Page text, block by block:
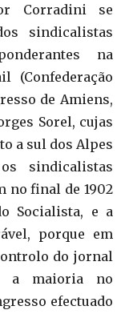
Corradini se
sindicalistas
na
(Confederação
de Amiens,
Sorel, cujas
a sul dos Alpes
sindicalistas
no final de 1902
Socialista, e a
porque em
do jornal
a maioria no
efectuado